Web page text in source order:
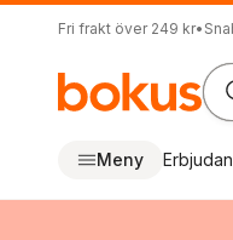
Fri frakt över 249 kr•
Meny